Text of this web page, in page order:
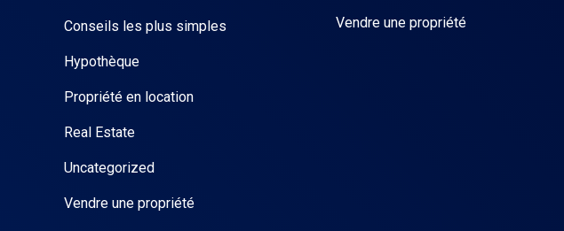
Conseils les plus simples
Hypothèque
Propriété en location
Real Estate
Uncategorized
Vendre une propriété
Vendre une propriété